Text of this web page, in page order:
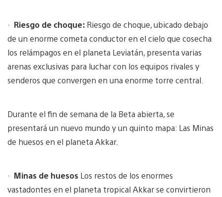
· Riesgo de choque: Riesgo de choque, ubicado debajo
de un enorme cometa conductor en el cielo que cosecha
los relámpagos en el planeta Leviatán, presenta varias
arenas exclusivas para luchar con los equipos rivales y
senderos que convergen en una enorme torre central.
Durante el fin de semana de la Beta abierta, se
presentará un nuevo mundo y un quinto mapa: Las Minas
de huesos en el planeta Akkar.
· Minas de huesos Los restos de los enormes
vastadontes en el planeta tropical Akkar se convirtieron